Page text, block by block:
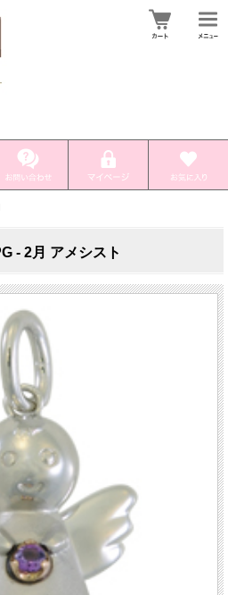
- 2月 アメシスト